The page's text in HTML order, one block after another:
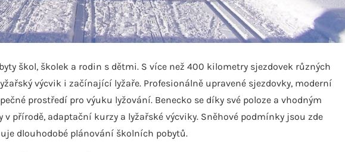
škol, školek a rodin s dětmi. S více než 400 kilometry sjezdovek různých
výcvik i začínající lyžaře. Profesionálně upravené sjezdovky, moderní
prostředí pro výuku lyžování. Benecko se díky své poloze a vhodným
přírodě, adaptační kurzy a lyžařské výcviky. Sněhové podmínky jsou zde
dlouhodobé plánování školních pobytů.